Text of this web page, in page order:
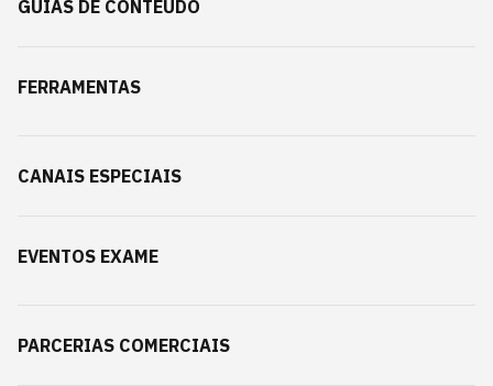
GUIAS DE CONTEÚDO
FERRAMENTAS
CANAIS ESPECIAIS
EVENTOS EXAME
PARCERIAS COMERCIAIS